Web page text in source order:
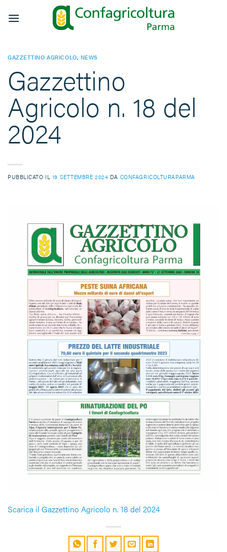
GAZZETTINO AGRICOLO, NEWS
Gazzettino
Agricolo n. 18 del
2024
PUBBLICATO IL 19 SETTEMBRE 2024 DA CONFAGRICOLTURAPARMA
Scarica il Gazzettino Agricolo n. 18 del 2024